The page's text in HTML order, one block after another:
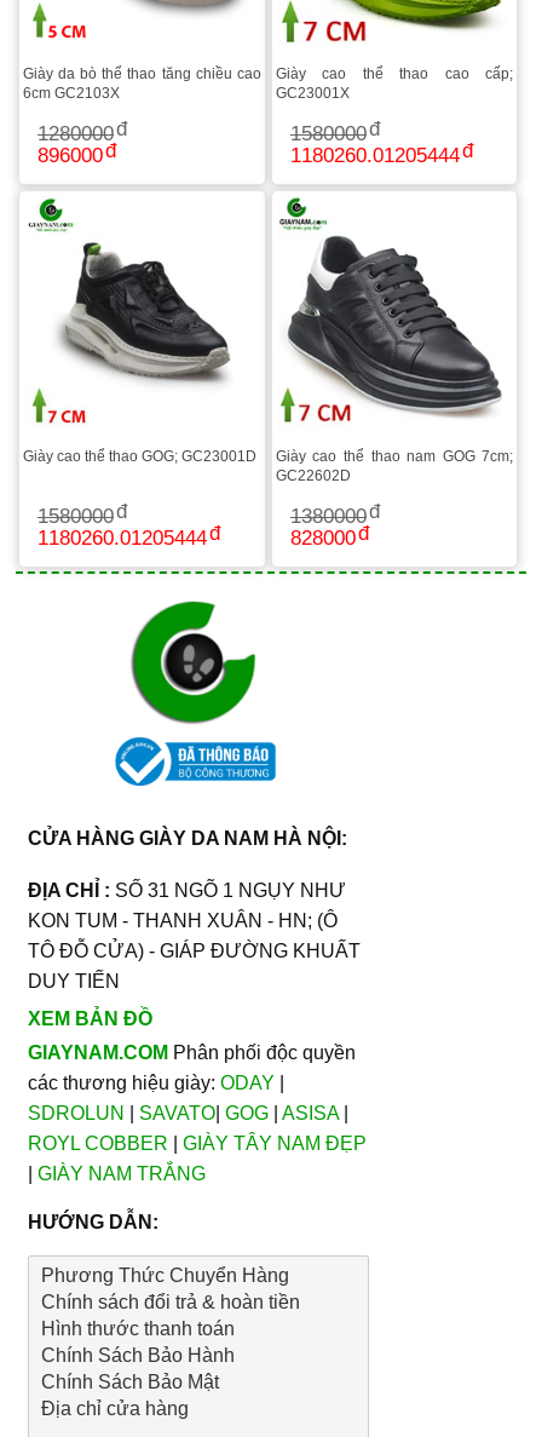
Giày da bò thể thao tăng chiều cao
6cm GC2103X
1280000
896000
Giày cao thể thao cao cấp;
GC23001X
1580000
1180260.01205444
Giày cao thể thao GOG; GC23001D
1580000
1180260.01205444
Giày cao thể thao nam GOG 7cm;
GC22602D
1380000
828000
CỬA HÀNG GIÀY DA NAM HÀ NỘI:
ĐỊA CHỈ : SỐ 31 NGÕ 1 NGỤY NHƯ
KON TUM - THANH XUÂN - HN; (Ô
TÔ ĐỖ CỬA) - GIÁP ĐƯỜNG KHUẤT
DUY TIẾN
XEM BẢN ĐỒ
GIAYNAM.COM Phân phối độc quyền
các thương hiệu giày: ODAY
SDROLUN
SAVATO GOG ASISA|
ROYL COBBER
GIÀY TÂY NAM ĐẸP
GIÀY NAM TRẮNG
HƯỚNG DẪN:
Phương Thức Chuyển Hàng
Chính sách đổi trả & hoàn tiền
Hình thước thanh toán
Chính Sách Bảo Hành
Chính Sách Bảo Mật
Địa chỉ cửa hàng